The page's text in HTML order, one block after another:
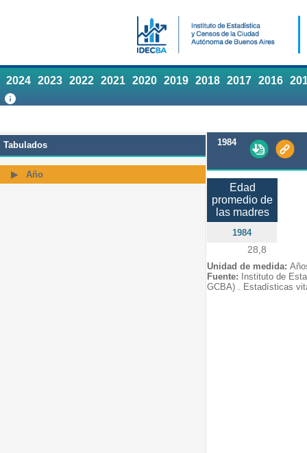
2024 2023 2022 2021 2020 2019 2018 2017 2016
Tabulados
Año
1984
Edad
promedio de
las madres
1984
28,8
Unidad de medida:
Fuente: Instituto de
GCBA) . Estadísticas